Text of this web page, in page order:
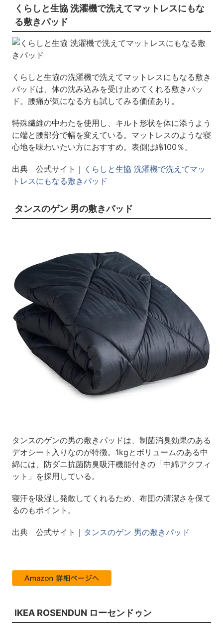
くらしと生協 洗濯機で洗えてマットレスにもな
る敷きパッド
くらしと生協の洗濯機で洗えてマットレスにもなる敷き
パッドは、体の沈み込みを受け止めてくれる敷きパッ
ド。腰痛が気になる方も試してみる価値あり。
特殊繊維の中わたを使用し、キルト形状を体に添うよう
に端と腰部分で幅を変えている。マットレスのような寝
心地を味わいたい方におすすめ。表側は綿100％。
出典 公式サイト｜ くらしと生協 洗濯機で洗えてマッ
トレスにもなる敷きパッド
タンスのゲン 男の敷きパッド
タンスのゲンの男の敷きパッドは、制菌消臭効果のある
デオシート入りなのが特徴。1kgとボリュームのある中
綿には、防ダニ抗菌防臭吸汗機能付きの「中綿アクフィ
ット」を採用している。
寝汗を吸湿し発散してくれるため、布団の清潔さを保て
るのもポイント。
出典 公式サイト｜ タンスのゲン 男の敷きパッド
IKEA ROSENDUN ローセンドゥン